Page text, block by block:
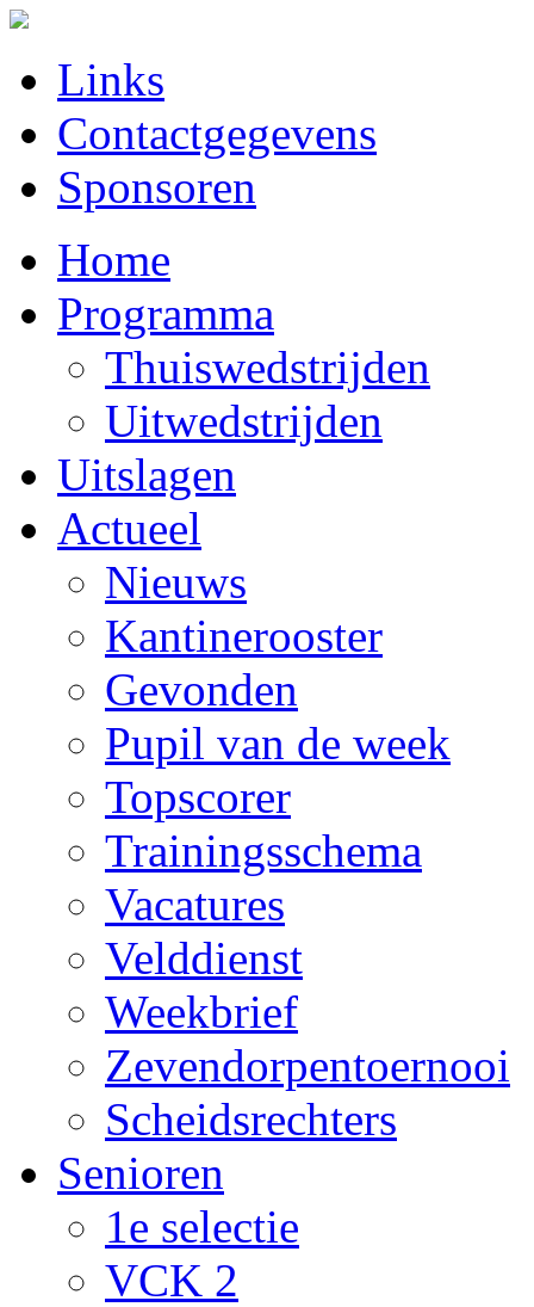
Links
Contactgegevens
Sponsoren
Home
Programma
Thuiswedstrijden
Uitwedstrijden
Uitslagen
Actueel
Nieuws
Kantinerooster
Gevonden
Pupil van de week
Topscorer
Trainingsschema
Vacatures
Velddienst
Weekbrief
Zevendorpentoernooi
Scheidsrechters
Senioren
1e selectie
VCK 2